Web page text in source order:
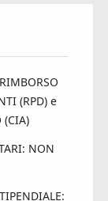
(RPD) e
(CIA)
NON